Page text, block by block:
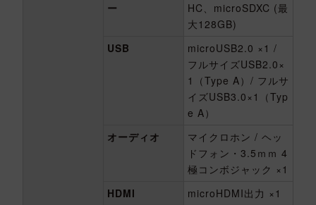
ー
HC、microSDXC (最
大128GB)
USB
microUSB2.0 ×1 /
フルサイズUSB2.0×
1（Type A）/ フルサ
イズUSB3.0×1（Typ
e A）
オーディオ
マイクロホン / ヘッ
ドフォン・3.5ｍｍ 4
極コンボジャック ×1
HDMI
microHDMI出力 ×1